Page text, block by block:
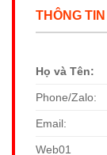
THÔNG
Họ và Tên:
Phone/Zalo:
Email:
Web01